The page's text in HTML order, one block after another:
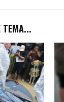
TEMA...